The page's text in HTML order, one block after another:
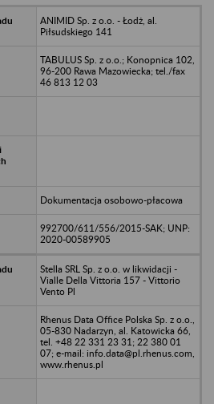
ANIMID Sp. z o.o. - Łodż, al.
Piłsudskiego 141
TABULUS Sp. z o.o.; Konopnica 102,
96-200 Rawa Mazowiecka; tel./fax
46 813 12 03
Dokumentacja osobowo-płacowa
992700/611/556/2015-SAK; UNP:
2020-00589905
Stella SRL Sp. z o.o. w likwidacji -
Vialle Della Vittoria 157 - Vittorio
Vento Pl
Rhenus Data Office Polska Sp. z o.o.,
05-830 Nadarzyn, al. Katowicka 66,
tel. +48 22 331 23 31; 22 380 01
07; e-mail: info.data@pl.rhenus.com,
www.rhenus.pl